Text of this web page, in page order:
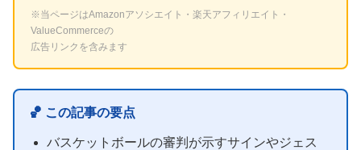
※当ページはAmazonアソシエイト・楽天アフィリエイト・
ValueCommerceの
広告リンクを含みます
🏀 この記事の要点
バスケットボールの審判が示すサインやジェス